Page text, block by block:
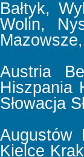
Bałtyk,
Wolin,
Austria
Hiszpania
Słowacja
Augustów
Kielce